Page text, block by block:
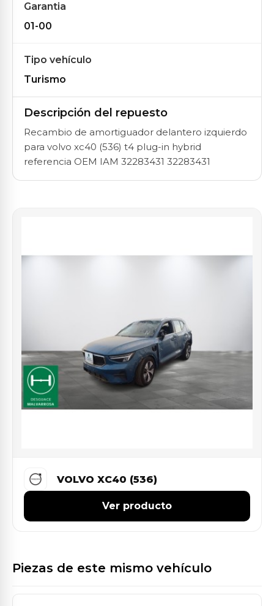
Garantia
01-00
Tipo vehículo
Turismo
Descripción del repuesto
Recambio de amortiguador delantero izquierdo
para volvo xc40 (536) t4 plug-in hybrid
referencia OEM IAM 32283431 32283431
VOLVO XC40 (536)
Ver producto
Piezas de este mismo vehículo